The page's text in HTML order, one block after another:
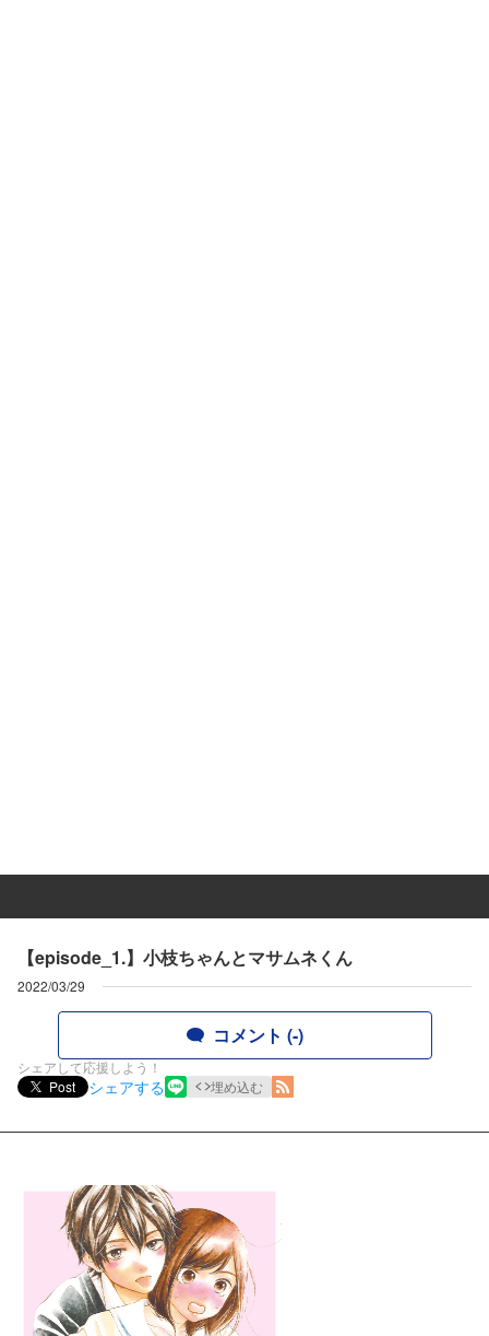
【episode_1.】小枝ちゃんとマサムネくん
2022/03/29
コメント (-)
シェアして応援しよう！
Post
シェアする 埋め込む